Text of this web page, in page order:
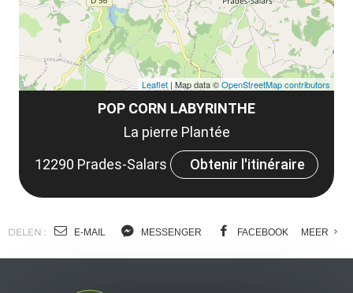
POP CORN LABYRINTHE
La pierre Plantée
12290 Prades-Salars
Obtenir l'itinéraire
Leaflet | Map data ©OpenStreetMap contributors
DELEN : E-MAIL MESSENGER FACEBOOK MEER